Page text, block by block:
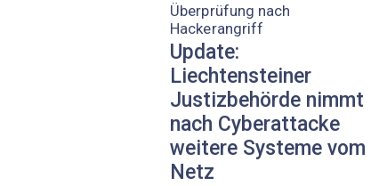
Überprüfung nach
Hackerangriff
Update:
Liechtensteiner
Justizbehörde nimmt
nach Cyberattacke
weitere Systeme vom
Netz